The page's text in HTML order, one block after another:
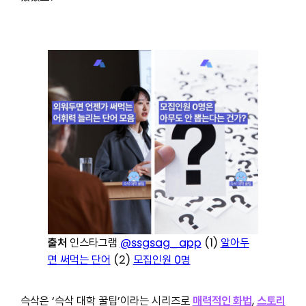
출처 인스타그램 @ssgsag_app (1) 알아두
면 써먹는 단어 (2) 모집인원 0명
슥삭은 ‘슥삭 대학 꿀팁’이라는 시리즈로 매력적인 화법,스토리